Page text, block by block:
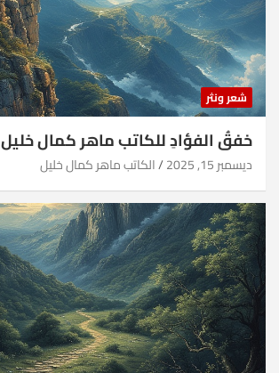
شعر ونثر
خفقُ الفؤادِ للكاتب ماهر كمال خليل
ديسمبر 15, 2025 الكاتب ماهر كمال خليل